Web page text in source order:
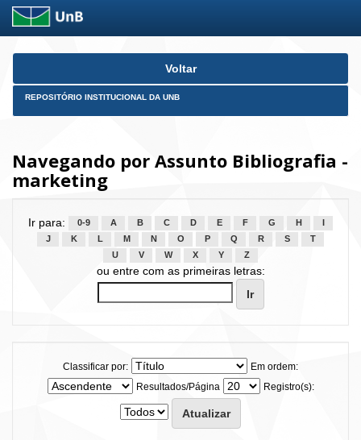
Skip
Voltar
REPOSITÓRIO INSTITUCIONAL DA UNB
Navegando por Assunto Bibliografia -
marketing
Ir para: 0-9 A B C D E F G H
J
K L M N O P Q R S
T
U
V W X Y Z
ou entre com as primeiras letras:
Classificar por:
Em ordem:
Resultados/Página
Registro(s):